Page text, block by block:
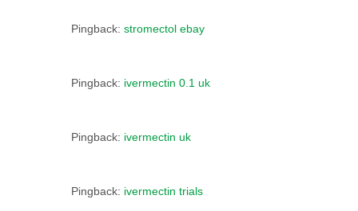
Pingback: stromectol ebay
Pingback: ivermectin 0.1 uk
Pingback: ivermectin uk
Pingback: ivermectin trials